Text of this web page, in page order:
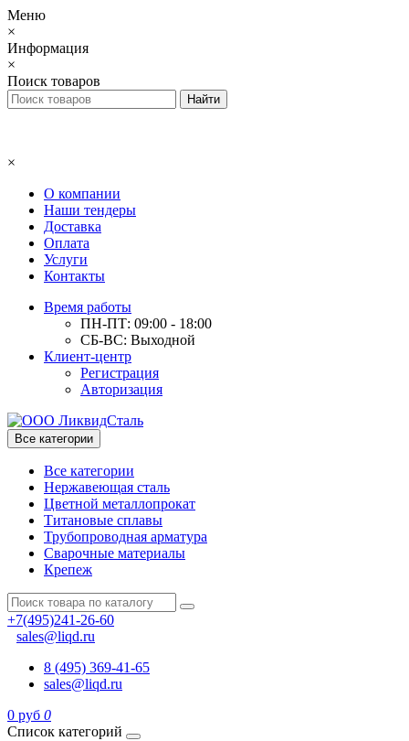
Меню
×
Информация
×
Поиск товаров
×
О компании
Наши тендеры
Доставка
Оплата
Услуги
Контакты
Время работы
ПН-ПТ: 09:00 - 18:00
СБ-ВС: Выходной
Клиент-центр
Регистрация
Авторизация
Все категории
Все категории
Нержавеющая сталь
Цветной металлопрокат
Титановые сплавы
Трубопроводная арматура
Сварочные материалы
Крепеж
+7(495)241-26-60
sales@liqd.ru
8 (495) 369-41-65
sales@liqd.ru
0 руб 0
Список категорий